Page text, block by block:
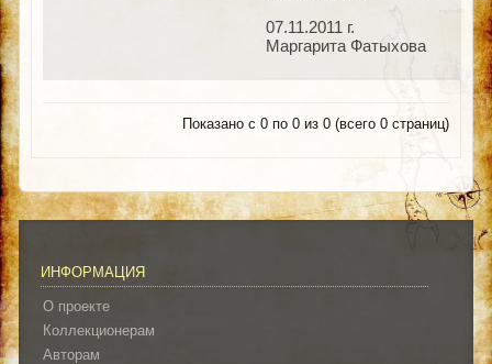
07.11.2011 г.
Маргарита Фатыхова
Показано с 0 по 0 из 0 (всего 0 страниц)
ИНФОРМАЦИЯ
О проекте
Коллекционерам
Авторам